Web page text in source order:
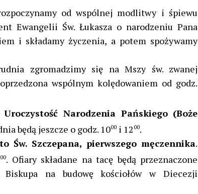
od wspólnej modlitwy i śpiewu
Ewangelii Św. Łukasza o narodzeniu Pana
i składamy życzenia, a potem spożywamy
zgromadzimy się na Mszy św. zwanej
wspólnym kolędowaniem od godz.
Uroczystość Narodzenia Pańskiego (Boże
będą jeszcze o godz. 1000 i 12 00.
Św. Szczepana, pierwszego męczennika.
00. Ofiary składane na tacę będą przeznaczone
na budowę kościołów w Diecezji